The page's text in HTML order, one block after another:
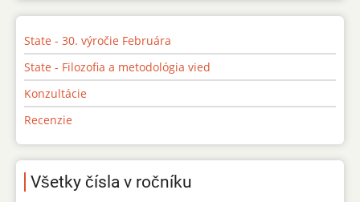
State - 30. výročie Februára
State - Filozofia a metodológia vied
Konzultácie
Recenzie
Všetky čísla v ročníku